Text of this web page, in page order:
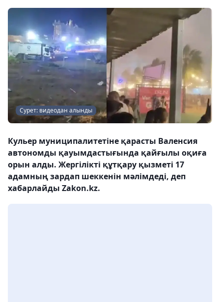
Сурет: видеодан алынды
Кульер муниципалитетіне қарасты Валенсия
автономды қауымдастығында қайғылы оқиға
орын алды. Жергілікті құтқару қызметі 17
адамның зардап шеккенін мәлімдеді, деп
хабарлайды Zakon.kz.